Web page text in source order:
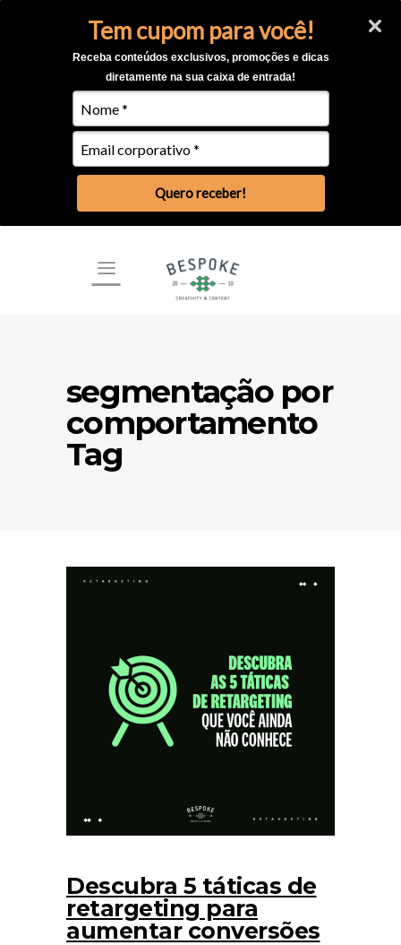
Tem cupom para você!
Receba conteúdos exclusivos, promoções e dicas
diretamente na sua caixa de entrada!
Quero receber!
segmentação por
comportamento
Tag
Descubra 5 táticas de
retargeting para
aumentar conversões